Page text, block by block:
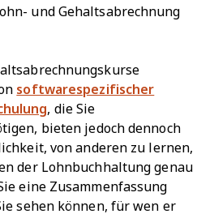
und Gehaltsabrechnung
softwarespezifischer
, die Sie
bieten jedoch dennoch
von anderen zu lernen,
der Lohnbuchhaltung genau
eine Zusammenfassung
sehen können, für wen er